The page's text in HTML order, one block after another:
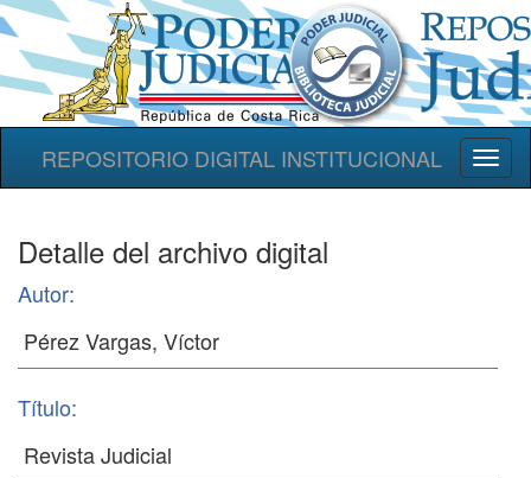
REPOSITORIO DIGITAL INSTITUCIONAL
Detalle del archivo digital
Autor:
Título: